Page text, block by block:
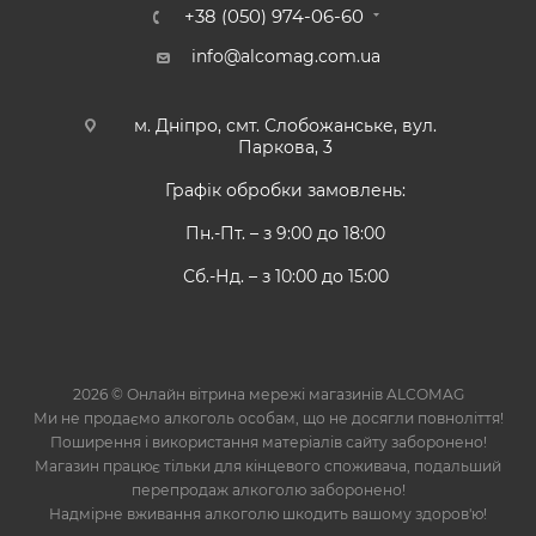
+38 (050) 974-06-60
info@alcomag.com.ua
м. Дніпро, смт. Слобожанське, вул.
Паркова, 3
Графік обробки замовлень:
Пн.-Пт. – з 9:00 до 18:00
Сб.-Нд. – з 10:00 до 15:00
2026 © Онлайн вітрина мережі магазинів ALCOMAG
Ми не продаємо алкоголь особам, що не досягли повноліття!
Поширення і використання матеріалів сайту заборонено!
Магазин працює тільки для кінцевого споживача, подальший
перепродаж алкоголю заборонено!
Надмірне вживання алкоголю шкодить вашому здоров'ю!